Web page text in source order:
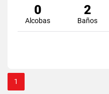
0
Alcobas
2
Baños
1